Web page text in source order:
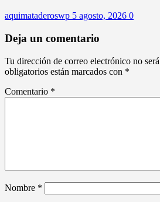
aquimataderoswp 5 agosto, 2026 0
Deja un comentario
Tu dirección de correo electrónico no
obligatorios están marcados con *
Comentario *
Nombre *